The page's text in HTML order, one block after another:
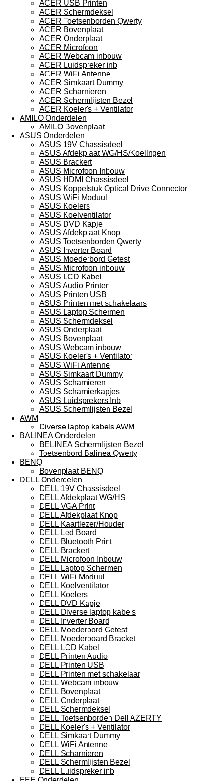
ACER USB Printen
ACER Schermdeksel
ACER Toetsenborden Qwerty
ACER Bovenplaat
ACER Onderplaat
ACER Microfoon
ACER Webcam inbouw
ACER Luidspreker inb
ACER WiFi Antenne
ACER Simkaart Dummy
ACER Scharnieren
ACER Schermlijsten Bezel
ACER Koeler's + Ventilator
AMILO Onderdelen
AMILO Bovenplaat
ASUS Onderdelen
ASUS 19V Chassisdeel
ASUS Afdekplaat WG/HS/Koelingen
ASUS Brackert
ASUS Microfoon Inbouw
ASUS HDMI Chassisdeel
ASUS Koppelstuk Optical Drive Connector
ASUS WiFi Moduul
ASUS Koelers
ASUS Koelventilator
ASUS DVD Kapje
ASUS Afdekplaat Knop
ASUS Toetsenborden Qwerty
ASUS Inverter Board
ASUS Moederbord Getest
ASUS Microfoon inbouw
ASUS LCD Kabel
ASUS Audio Printen
ASUS Printen USB
ASUS Printen met schakelaars
ASUS Laptop Schermen
ASUS Schermdeksel
ASUS Onderplaat
ASUS Bovenplaat
ASUS Webcam inbouw
ASUS Koeler's + Ventilator
ASUS WiFi Antenne
ASUS Simkaart Dummy
ASUS Scharnieren
ASUS Scharnierkapjes
ASUS Luidsprekers Inb
ASUS Schermlijsten Bezel
AWM
Diverse laptop kabels AWM
BALINEA Onderdelen
BELINEA Schermlijsten Bezel
Toetsenbord Balinea Qwerty
BENQ
Bovenplaat BENQ
DELL Onderdelen
DELL 19V Chassisdeel
DELL Afdekplaat WG/HS
DELL VGA Print
DELL Afdekplaat Knop
DELL Kaartlezer/Houder
DELL Led Board
DELL Bluetooth Print
DELL Brackert
DELL Microfoon Inbouw
DELL Laptop Schermen
DELL WiFi Moduul
DELL Koelventilator
DELL Koelers
DELL DVD Kapje
DELL Diverse laptop kabels
DELL Inverter Board
DELL Moederbord Getest
DELL Moederboard Bracket
DELL LCD Kabel
DELL Printen Audio
DELL Printen USB
DELL Printen met schakelaar
DELL Webcam inbouw
DELL Bovenplaat
DELL Onderplaat
DELL Schermdeksel
DELL Toetsenborden Dell AZERTY
DELL Koeler's + Ventilator
DELL Simkaart Dummy
DELL WiFi Antenne
DELL Scharnieren
DELL Schermlijsten Bezel
DELL Luidspreker inb